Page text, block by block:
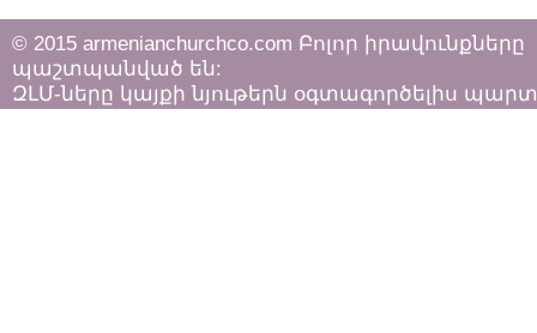
© 2015 armenianchurchco.com Բոլոր իրավունքները
պաշտպանված են:
ԶԼՄ-ները կայքի նյութերն օգտագործելիս